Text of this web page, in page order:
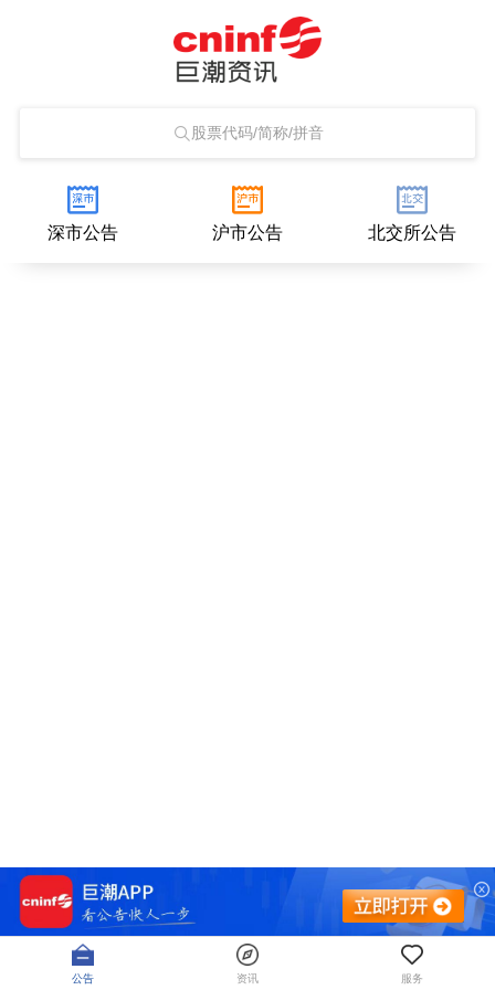
股票代码/简称/拼音
深市公告 沪市公告 北交所公告
公告 资讯 服务